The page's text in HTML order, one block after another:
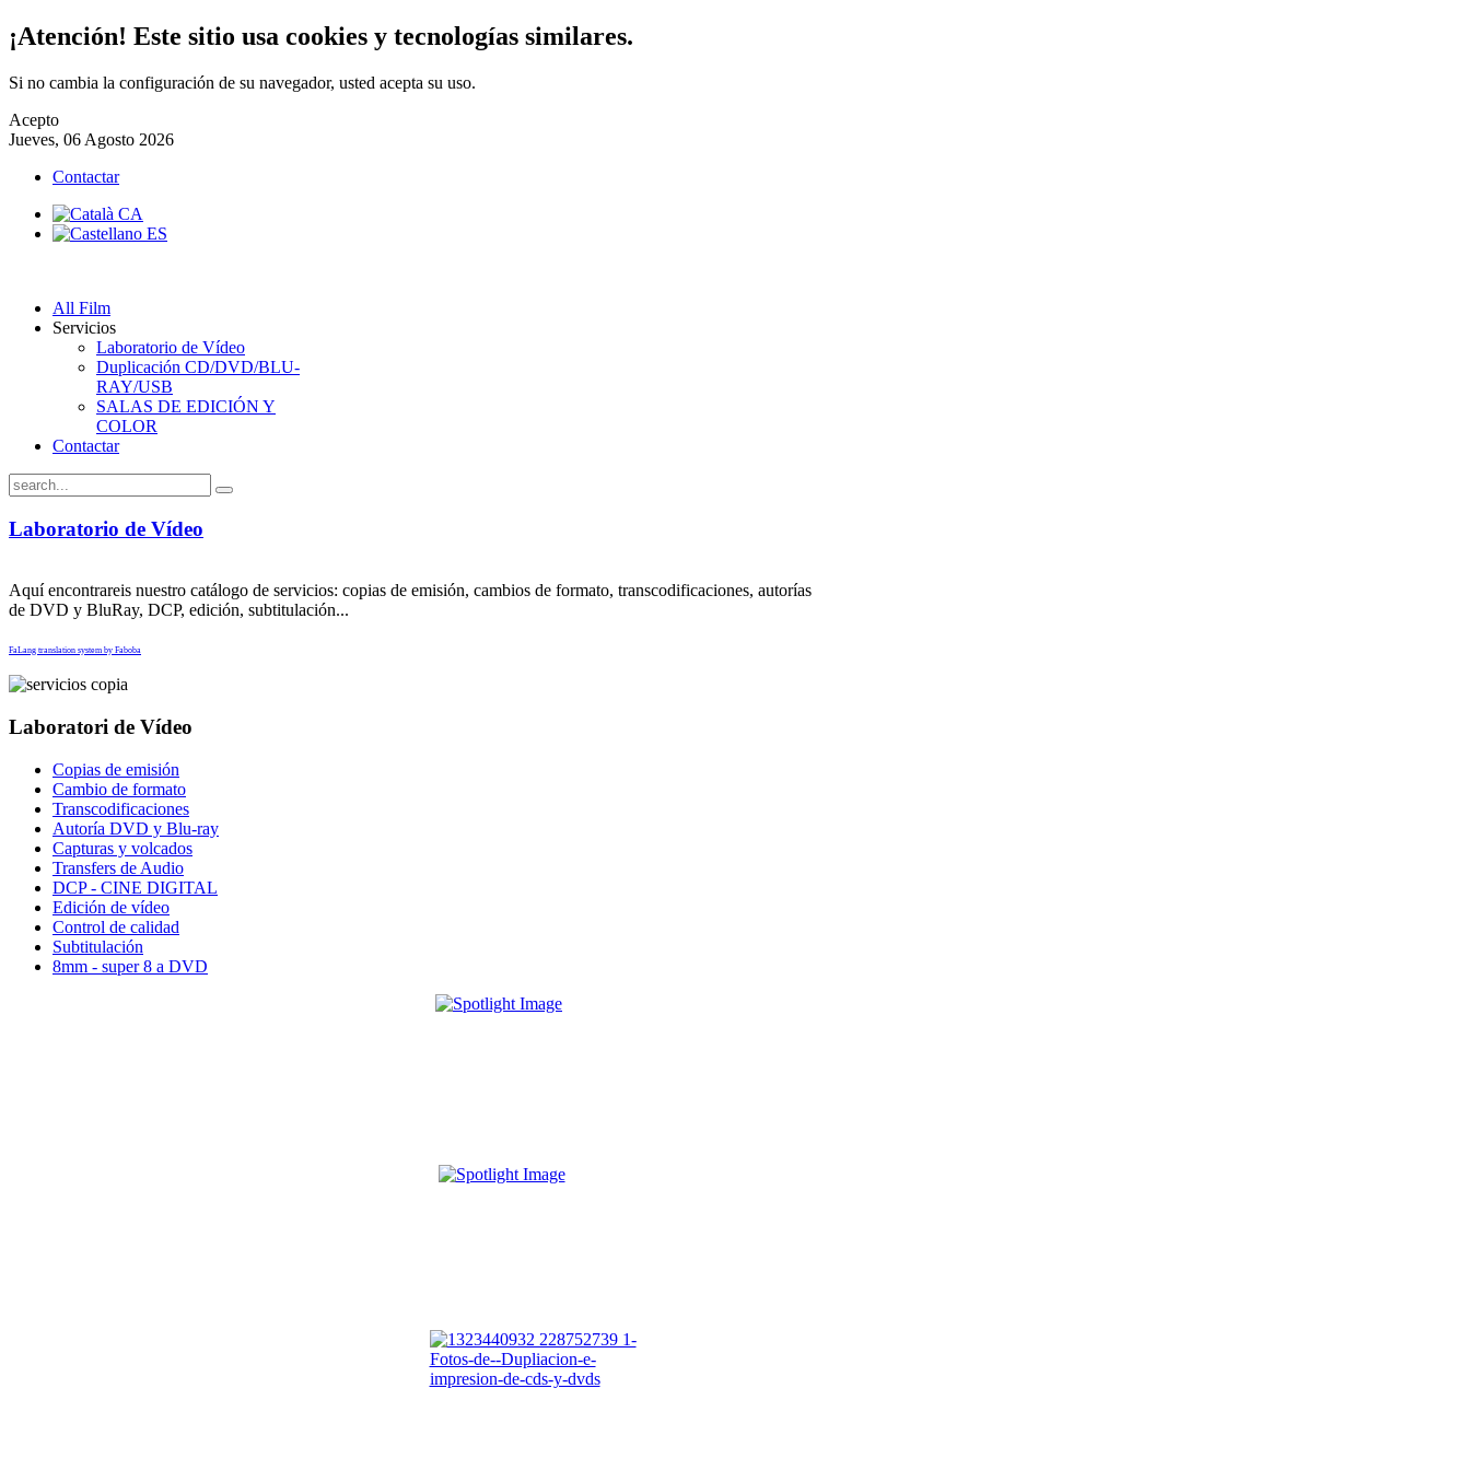
¡Atención! Este sitio usa cookies y tecnologías similares.
Si no cambia la configuración de su navegador, usted acepta su uso.
Acepto
Jueves, 06 Agosto 2026
Contactar
All Film
Servicios
Laboratorio de Vídeo
Duplicación CD/DVD/BLU-
RAY/USB
SALAS DE EDICIÓN Y
COLOR
Contactar
Laboratorio de Vídeo
Aquí encontrareis nuestro catálogo de servicios: copias de emisión, cambios de formato, transcodificaciones, autorías
de DVD y BluRay, DCP, edición, subtitulación...
FaLang translation system by Faboba
Laboratori de Vídeo
Copias de emisión
Cambio de formato
Transcodificaciones
Autoría DVD y Blu-ray
Capturas y volcados
Transfers de Audio
DCP - CINE DIGITAL
Edición de vídeo
Control de calidad
Subtitulación
8mm - super 8 a DVD